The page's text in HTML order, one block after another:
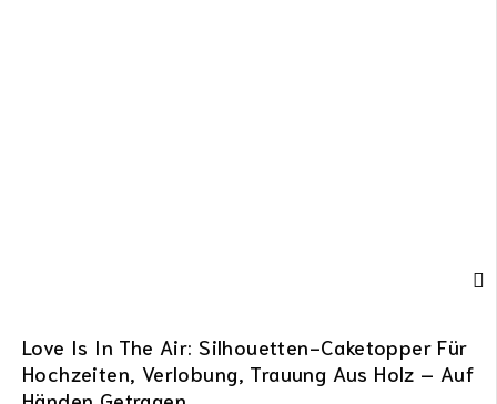
Love Is In The Air: Silhouetten-Caketopper Für
Hochzeiten, Verlobung, Trauung Aus Holz – Auf